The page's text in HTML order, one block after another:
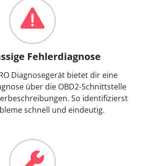
Fehlerdiagnose
Diagnosegerät bietet dir eine
über die OBD2-Schnittstelle
So identifizierst
schnell und eindeutig.